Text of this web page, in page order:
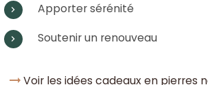
Apporter sérénité
Soutenir un renouveau
Voir les idées cadeaux en pierres